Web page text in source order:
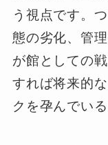
う視点です。
態の劣化、管
が館としての
すれば将来的
クを孕んでい